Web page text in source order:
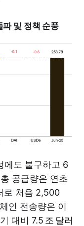
및 정책 순풍
에도 불구하고 6
공급량은 연초
로 처음 2,500
인 전송량은 이
대비 7.5 조 달러